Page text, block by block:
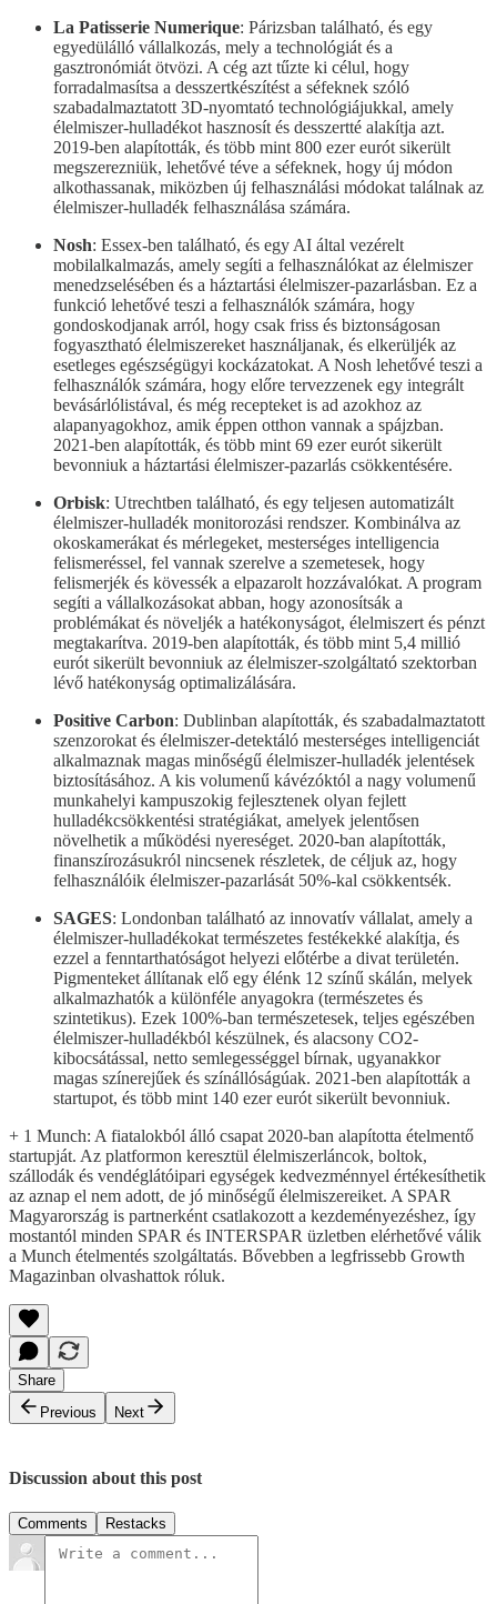
La Patisserie Numerique: Párizsban található, és egy
egyedülálló vállalkozás, mely a technológiát és a
gasztronómiát ötvözi. A cég azt tűzte ki célul, hogy
forradalmasítsa a desszertkészítést a séfeknek szóló
szabadalmaztatott 3D-nyomtató technológiájukkal, amely
élelmiszer-hulladékot hasznosít és desszertté alakítja azt.
2019-ben alapították, és több mint 800 ezer eurót sikerült
megszerezniük, lehetővé téve a séfeknek, hogy új módon
alkothassanak, miközben új felhasználási módokat találnak az
élelmiszer-hulladék felhasználása számára.
Nosh: Essex-ben található, és egy AI által vezérelt
mobilalkalmazás, amely segíti a felhasználókat az élelmiszer
menedzselésében és a háztartási élelmiszer-pazarlásban. Ez a
funkció lehetővé teszi a felhasználók számára, hogy
gondoskodjanak arról, hogy csak friss és biztonságosan
fogyasztható élelmiszereket használjanak, és elkerüljék az
esetleges egészségügyi kockázatokat. A Nosh lehetővé teszi a
felhasználók számára, hogy előre tervezzenek egy integrált
bevásárlólistával, és még recepteket is ad azokhoz az
alapanyagokhoz, amik éppen otthon vannak a spájzban.
2021-ben alapították, és több mint 69 ezer eurót sikerült
bevonniuk a háztartási élelmiszer-pazarlás csökkentésére.
Orbisk: Utrechtben található, és egy teljesen automatizált
élelmiszer-hulladék monitorozási rendszer. Kombinálva az
okoskamerákat és mérlegeket, mesterséges intelligencia
felismeréssel, fel vannak szerelve a szemetesek, hogy
felismerjék és kövessék a elpazarolt hozzávalókat. A program
segíti a vállalkozásokat abban, hogy azonosítsák a
problémákat és növeljék a hatékonyságot, élelmiszert és pénzt
megtakarítva. 2019-ben alapították, és több mint 5,4 millió
eurót sikerült bevonniuk az élelmiszer-szolgáltató szektorban
lévő hatékonyság optimalizálására.
Positive Carbon: Dublinban alapították, és szabadalmaztatott
szenzorokat és élelmiszer-detektáló mesterséges intelligenciát
alkalmaznak magas minőségű élelmiszer-hulladék jelentések
biztosításához. A kis volumenű kávézóktól a nagy volumenű
munkahelyi kampuszokig fejlesztenek olyan fejlett
hulladékcsökkentési stratégiákat, amelyek jelentősen
növelhetik a működési nyereséget. 2020-ban alapították,
finanszírozásukról nincsenek részletek, de céljuk az, hogy
felhasználóik élelmiszer-pazarlását 50%-kal csökkentsék.
SAGES: Londonban található az innovatív vállalat, amely a
élelmiszer-hulladékokat természetes festékekké alakítja, és
ezzel a fenntarthatóságot helyezi előtérbe a divat területén.
Pigmenteket állítanak elő egy élénk 12 színű skálán, melyek
alkalmazhatók a különféle anyagokra (természetes és
szintetikus). Ezek 100%-ban természetesek, teljes egészében
élelmiszer-hulladékból készülnek, és alacsony CO2-
kibocsátással, netto semlegességgel bírnak, ugyanakkor
magas színerejűek és színállóságúak. 2021-ben alapították a
startupot, és több mint 140 ezer eurót sikerült bevonniuk.
+ 1 Munch: A fiatalokból álló csapat 2020-ban alapította ételmentő
startupját. Az platformon keresztül élelmiszerláncok, boltok,
szállodák és vendéglátóipari egységek kedvezménnyel értékesíthetik
az aznap el nem adott, de jó minőségű élelmiszereiket. A SPAR
Magyarország is partnerként csatlakozott a kezdeményezéshez, így
mostantól minden SPAR és INTERSPAR üzletben elérhetővé válik
a Munch ételmentés szolgáltatás. Bővebben a legfrissebb Growth
Magazinban olvashattok róluk.
Share
Previous
Next
Discussion about this post
Comments Restacks